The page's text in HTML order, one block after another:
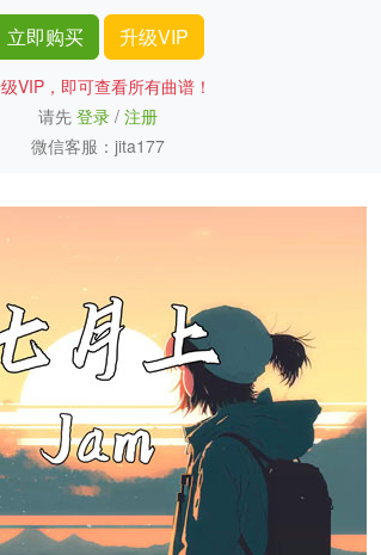
立即购买 升级VIP
VIP，即可查看所有曲谱！
请先 登录/ 注册
微信客服：jita177